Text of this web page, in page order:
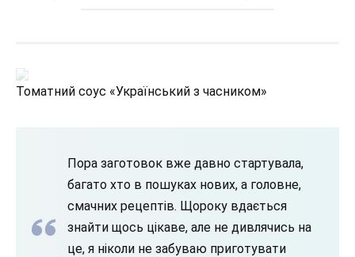
Томатний соус «Український з часником»
Пора заготовок вже давно стартувала,
багато хто в пошуках нових, а головне,
смачних рецептів. Щороку вдається
знайти щось цікаве, але не дивлячись на
це, я ніколи не забуваю приготувати